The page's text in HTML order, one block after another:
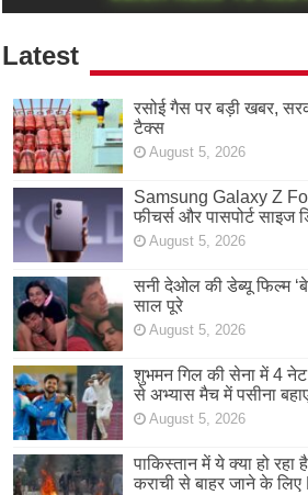
Latest
रसोई गैस पर बड़ी खबर,
टैक्स
August 5, 2026
Samsung Galaxy Z
फीचर्स और पासपोर्ट साइज
August 5, 2026
सनी देओल की डेब्यू फिल्म
साल पूरे
August 5, 2026
शुभमन गिल की सेना में 4 नेट
से अभ्यास मैच में पसीना
August 5, 2026
पाकिस्तान में ये क्या हो रहा
कराची से बाहर जाने के